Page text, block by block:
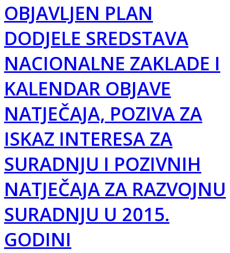
OBJAVLJEN PLAN
DODJELE SREDSTAVA
NACIONALNE ZAKLADE I
KALENDAR OBJAVE
NATJEČAJA, POZIVA ZA
ISKAZ INTERESA ZA
SURADNJU I POZIVNIH
NATJEČAJA ZA RAZVOJNU
SURADNJU U 2015.
GODINI